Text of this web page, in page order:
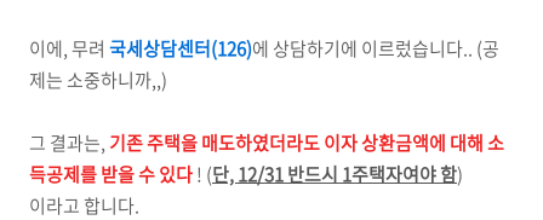
이에, 무려 국세상담센터(126)에 상담하기에 이르렀습니다.. (공
제는 소중하니까,,)
그 결과는, 기존 주택을 매도하였더라도 이자 상환금액에 대해 소
득공제를 받을 수 있다! (단, 12/31 반드시 1주택자여야 함)
이라고 합니다.